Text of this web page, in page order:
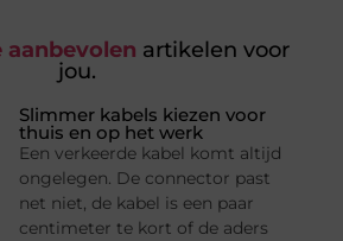
aanbevolen artikelen voor
jou.
Slimmer kabels kiezen voor
thuis en op het werk
Een verkeerde kabel komt altijd
ongelegen. De connector past
net niet, de kabel is een paar
centimeter te kort of de aders